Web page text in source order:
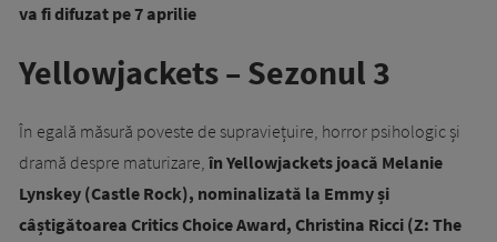
va fi difuzat pe 7 aprilie
Yellowjackets – Sezonul 3
În egală măsură poveste de supraviețuire, horror psihologic și
dramă despre maturizare, în Yellowjackets joacă Melanie
Lynskey (Castle Rock), nominalizată la Emmy și
câștigătoarea Critics Choice Award, Christina Ricci (Z: The